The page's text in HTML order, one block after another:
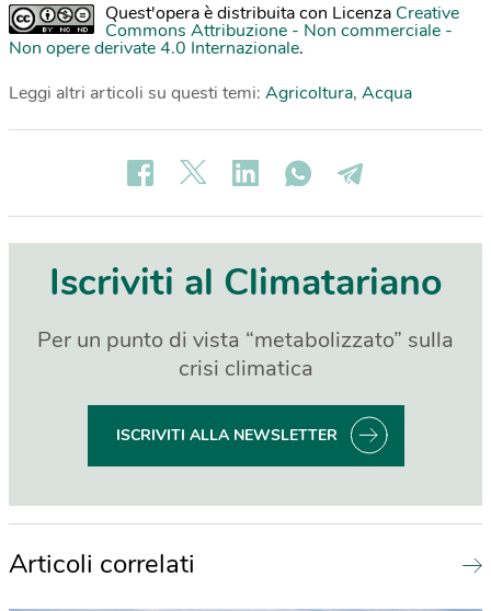
Quest'opera è distribuita con Licenza Creative
Commons Attribuzione - Non commerciale -
Non opere derivate 4.0 Internazionale.
Leggi altri articoli su questi temi: Agricoltura, Acqua
Iscriviti al Climatariano
Per un punto di vista “metabolizzato” sulla
crisi climatica
ISCRIVITI ALLA NEWSLETTER
Articoli correlati